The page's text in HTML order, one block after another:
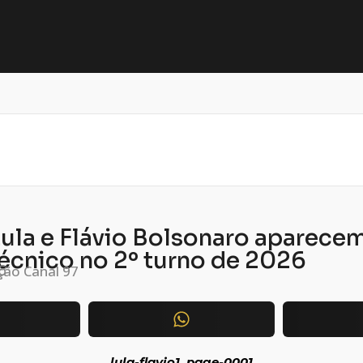
e Flávio Bolsonaro
no 2º turno de 2026
Canal 97